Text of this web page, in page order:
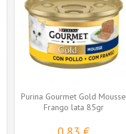
Purina Gourmet Gold Mousse
Frango lata 85gr